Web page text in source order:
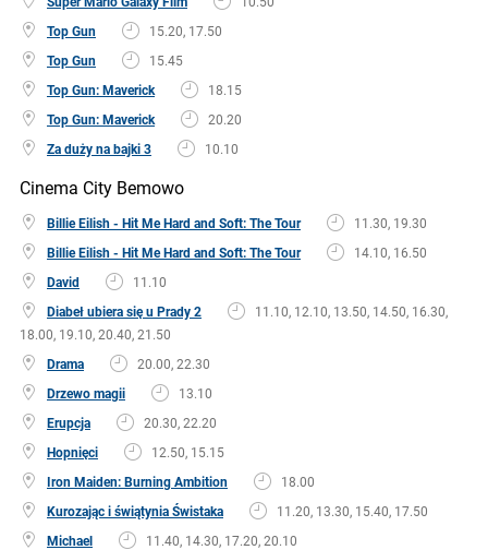
Top Gun
15.20, 17.50
Top Gun
15.45
Top Gun: Maverick
18.15
Top Gun: Maverick
20.20
Za duży na bajki 3
10.10
Cinema City Bemowo
Billie Eilish - Hit Me Hard and Soft: The Tour
11.30, 19.30
Billie Eilish - Hit Me Hard and Soft: The Tour
14.10, 16.50
David
11.10
Diabeł ubiera się u Prady 2
11.10, 12.10, 13.50, 14.50, 16.30,
18.00, 19.10, 20.40, 21.50
Drama
20.00, 22.30
Drzewo magii
13.10
Erupcja
20.30, 22.20
Hopnięci
12.50, 15.15
Iron Maiden: Burning Ambition
18.00
Kurozając i świątynia Świstaka
11.20, 13.30, 15.40, 17.50
Michael
11.40, 14.30, 17.20, 20.10